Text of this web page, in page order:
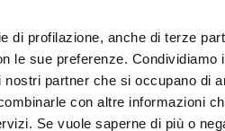
di profilazione, anche di terze
le sue preferenze.
partner che si occupano di
con altre informazioni
Se vuole saperne di più o